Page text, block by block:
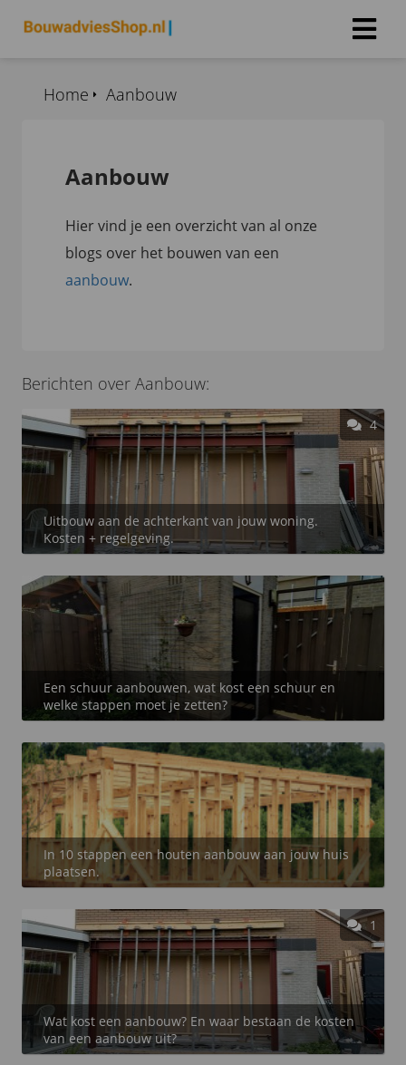
Aanbouw
Home
Aanbouw
Hier vind je een overzicht van al onze
blogs over het bouwen van een
aanbouw.
Berichten over Aanbouw:
4
Uitbouw aan de achterkant van jouw woning.
Kosten + regelgeving.
Een schuur aanbouwen, wat kost een schuur en
welke stappen moet je zetten?
In 10 stappen een houten aanbouw aan jouw huis
plaatsen.
1
Wat kost een aanbouw? En waar bestaan de kosten
van een aanbouw uit?